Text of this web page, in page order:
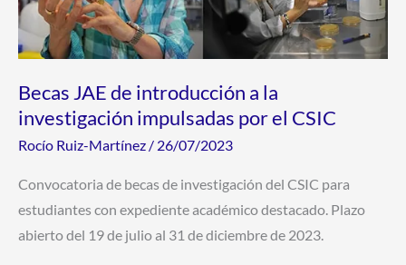
Becas JAE de introducción a la
investigación impulsadas por el CSIC
Rocío Ruiz-Martínez / 26/07/2023
Convocatoria de becas de investigación del CSIC para
estudiantes con expediente académico destacado. Plazo
abierto del 19 de julio al 31 de diciembre de 2023.
CSIC